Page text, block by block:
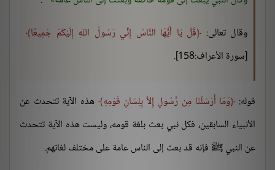
وقال تعالى:
قُلْ يَا أَيُّهَا النَّاسُ إِنِّي رَسُولُ اللّهِ إِلَيْكُمْ جَمِيعًا
[سورة الأعراف:158].
قوله: وَمَا أَرْسَلْنَا مِن رَّسُولٍ إِلاَّ بِلِسَانِ قَوْمِهِ هذه الآية تتحدث عن
الأنبياء السابقين، فكل نبي بعث بلغة قومه، وليست هذه الآية تتحدث
عن النبي ﷺ فإنه قد بعث إلى الناس عامة على مختلف لغاتهم.